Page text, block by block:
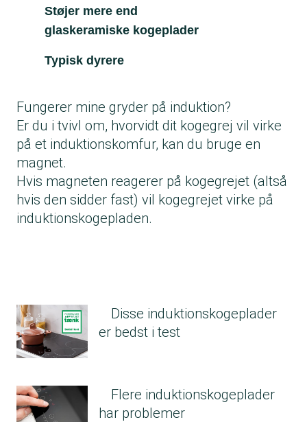
Støjer mere end
glaskeramiske kogeplader
Typisk dyrere
Fungerer mine gryder på induktion?
Er du i tvivl om, hvorvidt dit kogegrej vil virke
på et induktionskomfur, kan du bruge en
magnet.
Hvis magneten reagerer på kogegrejet (altså
hvis den sidder fast) vil kogegrejet virke på
induktionskogepladen.
Disse induktionskogeplader
er bedst i test
Flere induktionskogeplader
har problemer